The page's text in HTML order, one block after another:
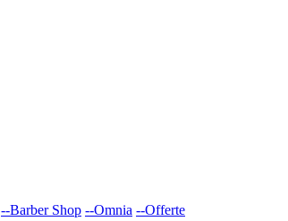
--Barber Shop --Omnia --Offerte